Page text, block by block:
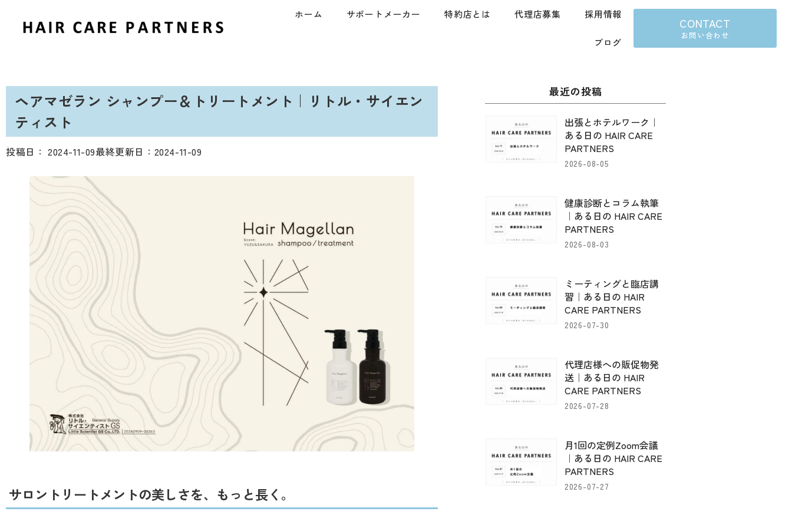
ホーム サポートメーカー 特約店とは 代理店募集 採用情報
ブログ
CONTACT
お問い合わせ
ヘアマゼラン シャンプー＆トリートメント｜リトル・サイエン
ティスト
投稿日： 2024-11-09最終更新日：2024-11-09
サロントリートメントの美しさを、もっと長く。
最近の投稿
出張とホテルワーク｜
ある日の HAIR CARE
PARTNERS
2026-08-05
健康診断とコラム執筆
｜ある日の HAIR CARE
PARTNERS
2026-08-03
ミーティングと臨店講
習｜ある日の HAIR
CARE PARTNERS
2026-07-30
代理店様への販促物発
送｜ある日の HAIR
CARE PARTNERS
2026-07-28
月1回の定例Zoom会議
｜ある日の HAIR CARE
PARTNERS
2026-07-27